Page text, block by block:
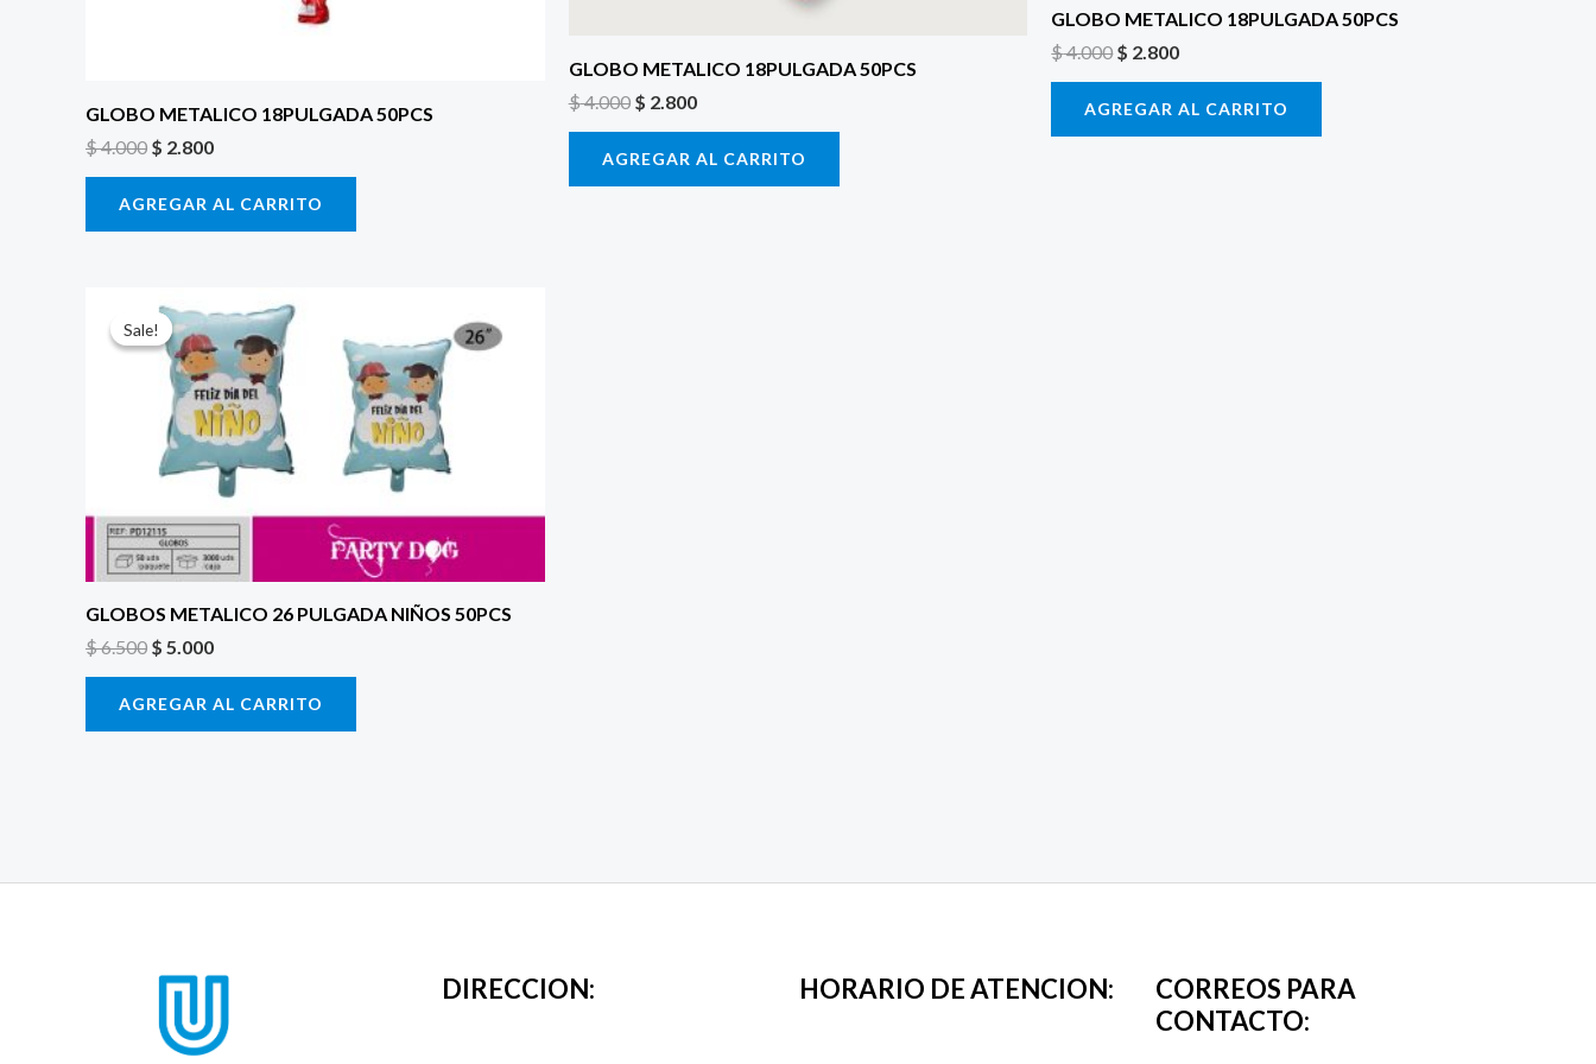
GLOBO METALICO 18PULGADA 50PCS
$4.000 $ 2.800
AGREGAR AL CARRITO
GLOBO METALICO 18PULGADA 50PCS
$4.000 $ 2.800
AGREGAR AL CARRITO
GLOBO METALICO 18PULGADA 50PCS
$4.000$ 2.800
AGREGAR AL CARRITO
Sale!
Sale!
GLOBOS METALICO 26 PULGADA NIÑOS 50PCS
$6.500
precio
original
era:
$ 6.500.
$ 5.000
precio
actual
es:
$ 5.000.
AGREGAR AL CARRITO
DIRECCION: HORARIO DE ATENCION:
CORREOS PARA
CONTACTO: